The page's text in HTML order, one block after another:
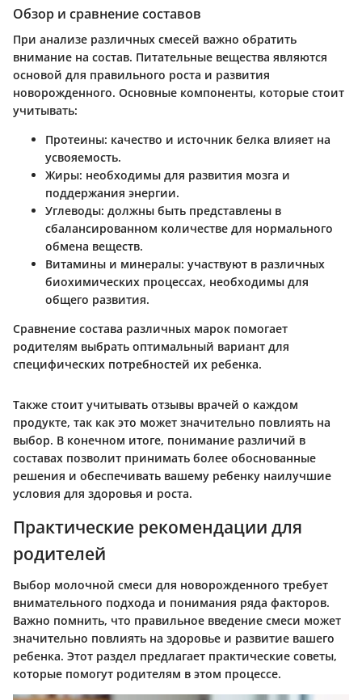
Обзор и сравнение составов
При анализе различных смесей важно обратить
внимание на состав. Питательные вещества являются
основой для правильного роста и развития
новорожденного. Основные компоненты, которые стоит
учитывать:
Протеины: качество и источник белка влияет на
усвояемость.
Жиры: необходимы для развития мозга и
поддержания энергии.
Углеводы: должны быть представлены в
сбалансированном количестве для нормального
обмена веществ.
Витамины и минералы: участвуют в различных
биохимических процессах, необходимы для
общего развития.
Сравнение состава различных марок помогает
родителям выбрать оптимальный вариант для
специфических потребностей их ребенка.
Также стоит учитывать отзывы врачей о каждом
продукте, так как это может значительно повлиять на
выбор. В конечном итоге, понимание различий в
составах позволит принимать более обоснованные
решения и обеспечивать вашему ребенку наилучшие
условия для здоровья и роста.
Практические рекомендации для
родителей
Выбор молочной смеси для новорожденного требует
внимательного подхода и понимания ряда факторов.
Важно помнить, что правильное введение смеси может
значительно повлиять на здоровье и развитие вашего
ребенка. Этот раздел предлагает практические советы,
которые помогут родителям в этом процессе.